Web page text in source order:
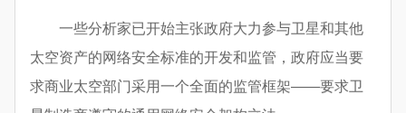
一些分析家已开始主张政府大力参与卫星和其他
太空资产的网络安全标准的开发和监管，政府应当要
求商业太空部门采用一个全面的监管框架——要求卫